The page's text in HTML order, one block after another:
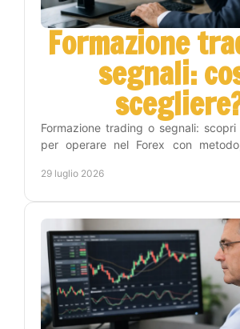
Formazione
segnali:
Formazione trading o segnali:
per operare nel Forex con
29 luglio 2026